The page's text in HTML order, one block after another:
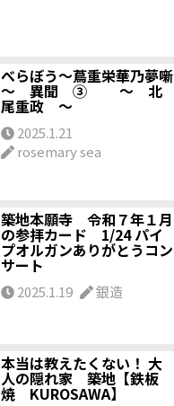
べらぼう～蔦重栄華乃夢噺
～ 異聞 ③ ～ 北
尾重政 ～
2025.1.21
rosemary sea
築地本願寺 令和７年１月
の参拝カード 1/24 パイ
プオルガンありがとうコン
サート
2025.1.19 銀造
本当は教えたくない！ 大
人の隠れ家 築地【鉄板
焼 KUROSAWA】